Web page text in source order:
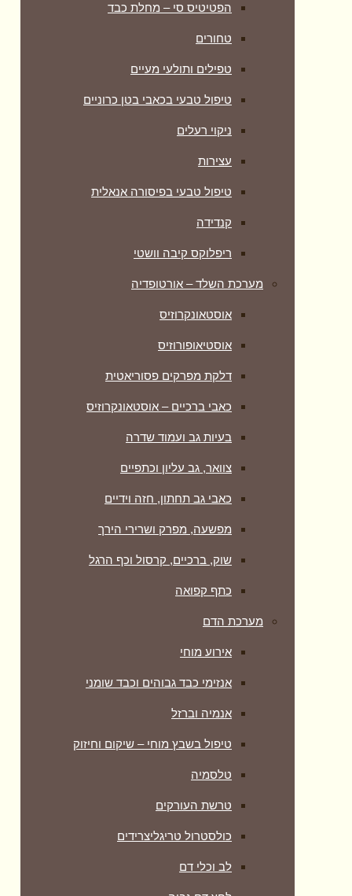
הפטיטיס סי – מחלת כבד
טחורים
טפילים ותולעי מעיים
טיפול טבעי בכאבי בטן כרוניים
ניקוי רעלים
עצירות
טיפול טבעי בפיסורה אנאלית
קנדידה
ריפלוקס קיבה וושטי
מערכת השלד – אורטופדיה
אוסטאונקרוזיס
אוסטיאופורוזיס
דלקת מפרקים פסוריאטית
כאבי ברכיים – אוסטאונקרוזיס
בעיות גב ועמוד שדרה
צוואר, גב עליון וכתפיים
כאבי גב תחתון, חזה וידיים
מפשעה, מפרק ושרירי הירך
שוק, ברכיים, קרסול וכף הרגל
כתף קפואה
מערכת הדם
אירוע מוחי
אנזימי כבד גבוהים וכבד שומני
אנמיה וברזל
טיפול בשבץ מוחי – שיקום וחיזוק
טלסמיה
טרשת העורקים
כולסטרול טריגליצרידים
לב וכלי דם